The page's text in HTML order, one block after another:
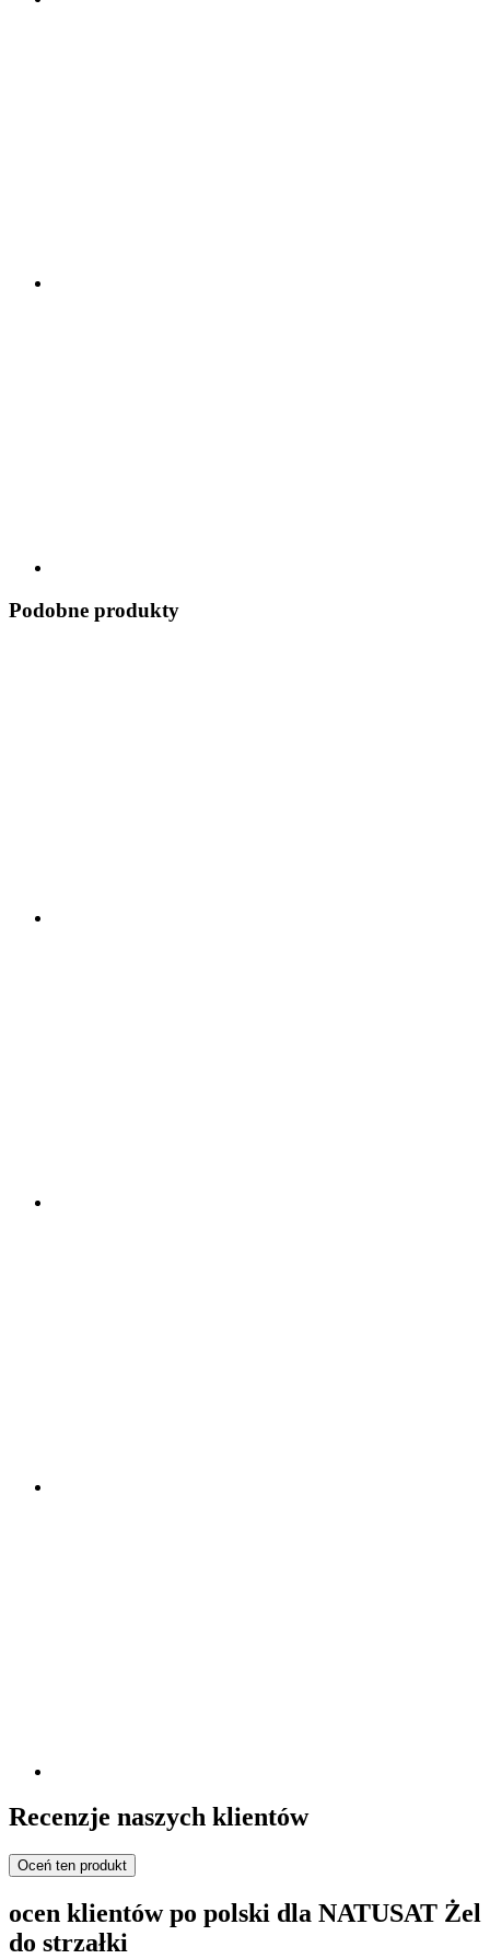
Podobne produkty
Recenzje naszych klientów
Oceń ten produkt
ocen klientów po polski dla NATUSAT Żel
do strzałki